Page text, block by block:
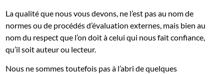
La qualité que nous vous devons, ne l’est pas au nom de
normes ou de procédés d’évaluation externes, mais bien au
nom du respect que l’on doit à celui qui nous fait confiance,
qu’il soit auteur ou lecteur.
Nous ne sommes toutefois pas à l’abri de quelques